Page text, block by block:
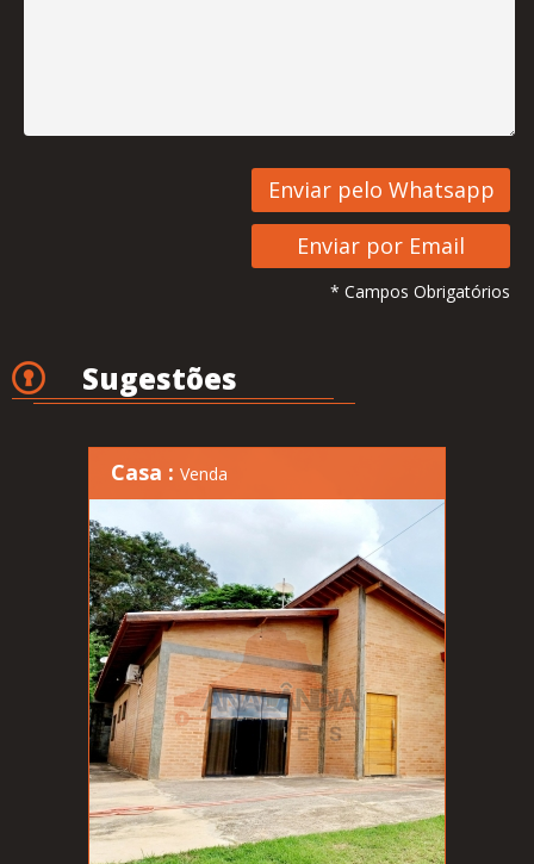
* Campos Obrigatórios
Sugestões
Casa : Venda